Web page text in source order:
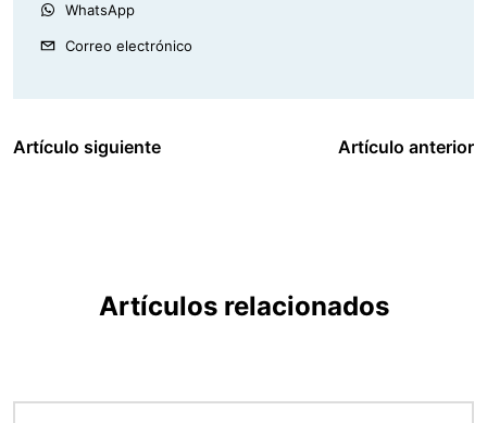
WhatsApp
Correo electrónico
Artículo siguiente Artículo anterior
Artículos relacionados